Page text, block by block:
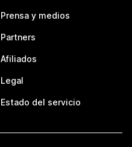
Prensa y medios
Partners
Afiliados
Legal
Estado del servicio